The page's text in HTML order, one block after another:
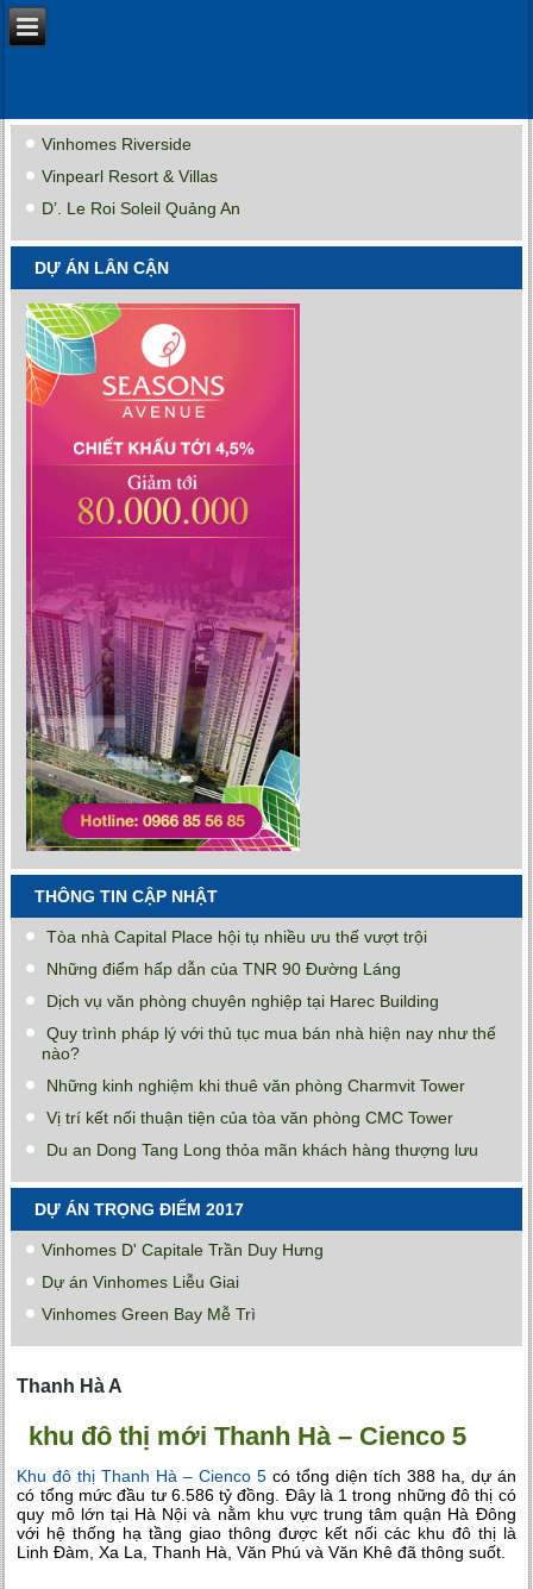
Vinhomes Riverside
Vinpearl Resort & Villas
D’. Le Roi Soleil Quảng An
DỰ ÁN LÂN CẬN
THÔNG TIN CẬP NHẬT
Tòa nhà Capital Place hội tụ nhiều ưu thế vượt trội
Những điểm hấp dẫn của TNR 90 Đường Láng
Dịch vụ văn phòng chuyên nghiệp tại Harec Building
Quy trình pháp lý với thủ tục mua bán nhà hiện nay như thế
nào?
Những kinh nghiệm khi thuê văn phòng Charmvit Tower
Vị trí kết nối thuận tiện của tòa văn phòng CMC Tower
Du an Dong Tang Long thỏa mãn khách hàng thượng lưu
DỰ ÁN TRỌNG ĐIỂM 2017
Vinhomes D' Capitale Trần Duy Hưng
Dự án Vinhomes Liễu Giai
Vinhomes Green Bay Mễ Trì
Thanh Hà A
khu đô thị mới Thanh Hà – Cienco 5
Khu đô thị Thanh Hà – Cienco 5 có tổng diện tích 388 ha, dự án
có tổng mức đầu tư 6.586 tỷ đồng. Đây là 1 trong những đô thị có
quy mô lớn tại Hà Nội và nằm khu vực trung tâm quận Hà Đông
với hệ thống hạ tầng giao thông được kết nối các khu đô thị là
Linh Đàm, Xa La, Thanh Hà, Văn Phú và Văn Khê đã thông suốt.